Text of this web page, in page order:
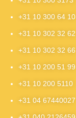
+31 10 300 64 10
+31 10 302 32 62
+31 10 302 32 66
+31 10 200 51 99
+31 10 200 5110
+31 04 67440027